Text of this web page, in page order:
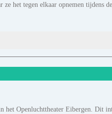
het tegen elkaar opnemen tijdens
het Openluchttheater Eibergen. Dit